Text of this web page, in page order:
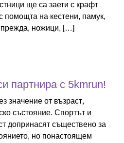
ще са заети с крафт
помощта на кестени, памук,
ножици, […]
партнира с 5kmrun!
значение от възраст,
състояние. Спортът и
допринасят съществено за
но понастоящем